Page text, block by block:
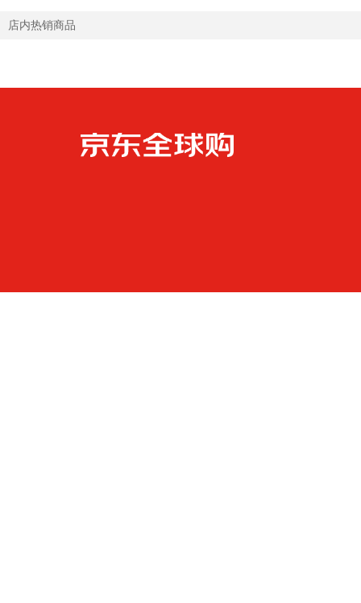
店内热销商品